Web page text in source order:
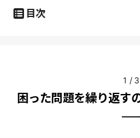
目次
1 / 3
困った問題を繰り返す